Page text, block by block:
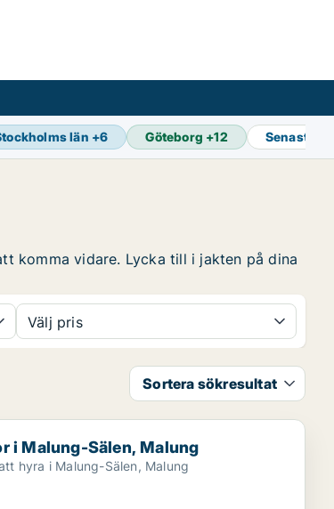
län +6 Göteborg +12 Senaste
komma vidare. Lycka till i jakten på dina
Välj pris
Sortera sökresultat
Sälen, Malung
i Malung-Sälen, Malung
hyra i Malung-Sälen, Malung